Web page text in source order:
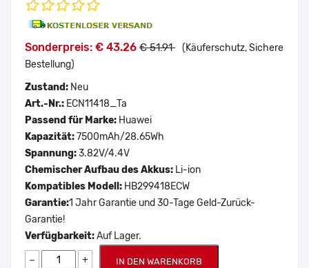
Sonderpreis: € 43.26 € 51.91 (Käuferschutz, Sichere
Bestellung)
Zustand: Neu
Art.-Nr.: ECN11418_Ta
Passend für Marke: Huawei
Kapazität: 7500mAh/28.65Wh
Spannung:3.82V/4.4V
Chemischer Aufbau des Akkus: Li-ion
Kompatibles Modell: HB299418ECW
Garantie:1 Jahr Garantie und 30-Tage Geld-Zurück-
Garantie!
Verfügbarkeit:Auf Lager.
− + IN DEN WARENKORB